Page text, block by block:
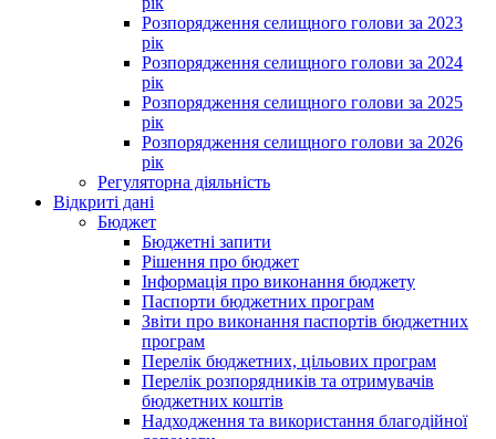
Розпорядження селищного голови за 2023
рік
Розпорядження селищного голови за 2024
рік
Розпорядження селищного голови за 2025
рік
Розпорядження селищного голови за 2026
рік
Регуляторна діяльність
Відкриті дані
Бюджет
Бюджетні запити
Рішення про бюджет
Інформація про виконання бюджету
Паспорти бюджетних програм
Звіти про виконання паспортів бюджетних
програм
Перелік бюджетних, цільових програм
Перелік розпорядників та отримувачів
бюджетних коштів
Надходження та використання благодійної